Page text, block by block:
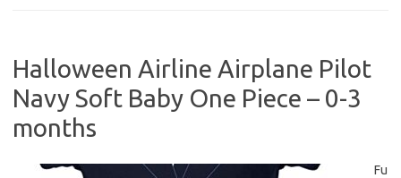
Halloween Airline Airplane Pilot
Navy Soft Baby One Piece – 0-3
months
Fu